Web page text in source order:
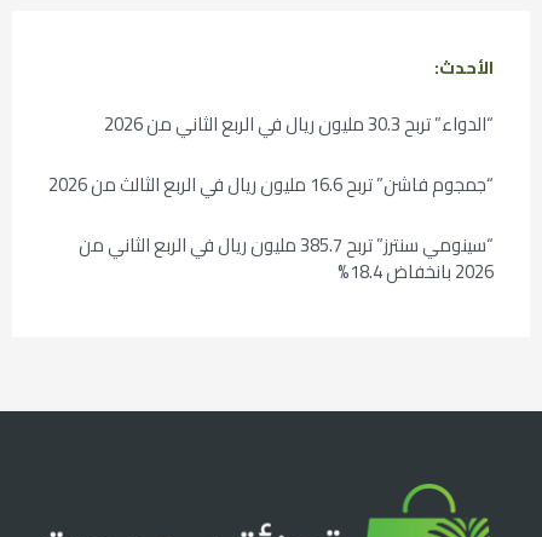
الأحدث:
“الدواء” تربح 30.3 مليون ريال في الربع الثاني من 2026
“جمجوم فاشن” تربح 16.6 مليون ريال في الربع الثالث من 2026
“سينومي سنترز” تربح 385.7 مليون ريال في الربع الثاني من
2026 بانخفاض 18.4%